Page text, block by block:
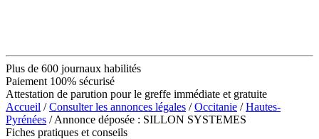
Plus de 600 journaux habilités
Paiement 100% sécurisé
Attestation de parution pour le greffe immédiate et gratuite
Accueil /Consulter les annonces légales /Occitanie /Hautes-
Pyrénées / Annonce déposée : SILLON SYSTEMES
Fiches pratiques et conseils